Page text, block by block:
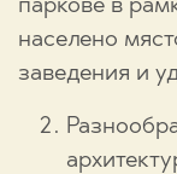
паркове в
населено
заведения и